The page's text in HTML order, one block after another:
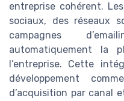
entreprise cohérent.
sociaux, des réseaux
campagnes
automatiquement la
l’entreprise. Cette
développement
d’acquisition par canal